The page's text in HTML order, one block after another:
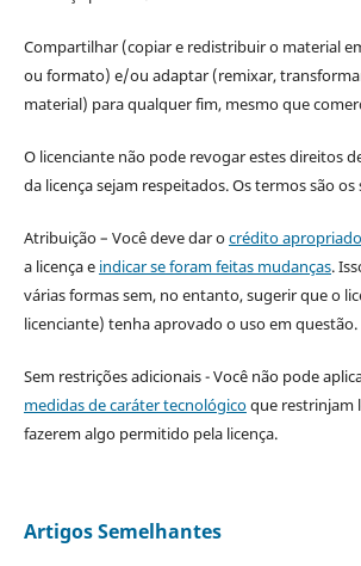
Compartilhar (copiar e redistribuir o material
ou formato) e/ou adaptar (remixar,
material) para qualquer fim, mesmo que
O licenciante não pode revogar estes direitos
da licença sejam respeitados. Os termos são os
Atribuição – Você deve dar ocrédito apropriado
a licença e indicar se foram feitas mudanças.
várias formas sem, no entanto, sugerir que o
licenciante) tenha aprovado o uso em questão.
Sem restrições adicionais - Você não pode
medidas de caráter tecnológicoque restrinjam
fazerem algo permitido pela licença.
Artigos Semelhantes